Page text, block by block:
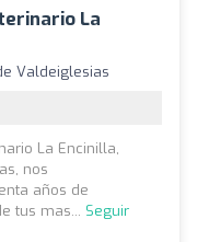
La
Valdeiglesias
La Encinilla,
nos
años de
tus mas... Seguir